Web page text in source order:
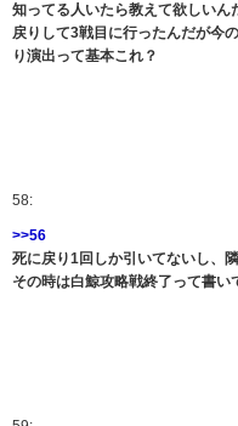
知ってる人いたら教えて欲しい
戻りして3戦目に行ったんだが今
り演出って基本これ？
58:
>>56
死に戻り1回しか引いてないし、
その時は白鯨攻略戦終了って書い